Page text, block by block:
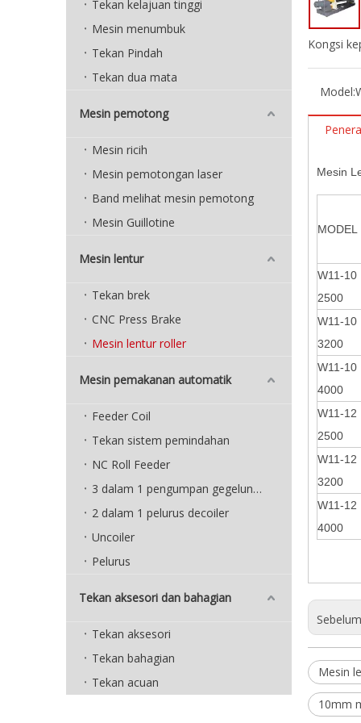
Tekan kelajuan tinggi
Mesin menumbuk
Tekan Pindah
Tekan dua mata
Mesin pemotong
Mesin ricih
Mesin pemotongan laser
Band melihat mesin pemotong
Mesin Guillotine
Mesin lentur
Tekan brek
CNC Press Brake
Mesin lentur roller
Mesin pemakanan automatik
Feeder Coil
Tekan sistem pemindahan
NC Roll Feeder
3 dalam 1 pengumpan gegelung padat
2 dalam 1 pelurus decoiler
Uncoiler
Pelurus
Tekan aksesori dan bahagian
Tekan aksesori
Tekan bahagian
Tekan acuan
Kongsi
Model:
Mesin
MODEL
W11-10
2500
W11-10
3200
W11-10
4000
W11-12
2500
W11-12
3200
W11-12
4000
Mesin
10mm